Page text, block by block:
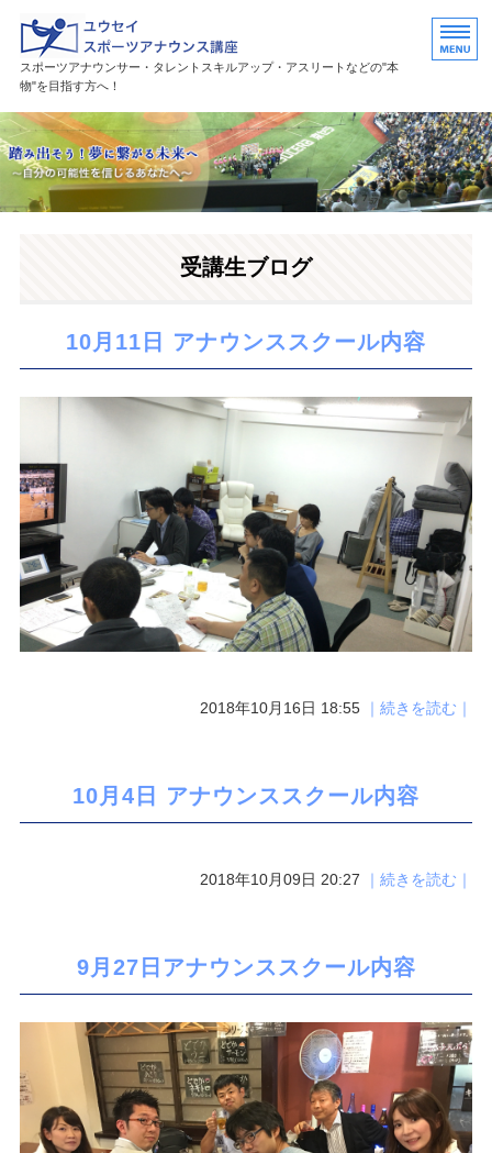
ユウセイスポーツアナウンスス
スポーツアナウンサー・タレントスキルアップ・アスリートなどの"本
物"を目指す方へ！
HOME
講座紹介
活躍中の卒業生・受講生受講生ブログ
10月11日 アナウンススクール内容
2018年10月16日 18:55 ｜続きを読む｜
10月4日 アナウンススクール内容
2018年10月09日 20:27 ｜続きを読む｜
9月27日アナウンススクール内容